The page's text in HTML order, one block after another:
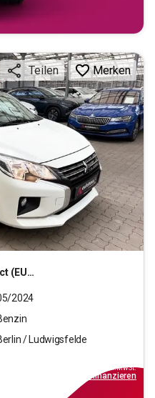
6d)
Teilen Merken
2024
/ Ludwigsfelde
inkl.MwSt.
finanzieren